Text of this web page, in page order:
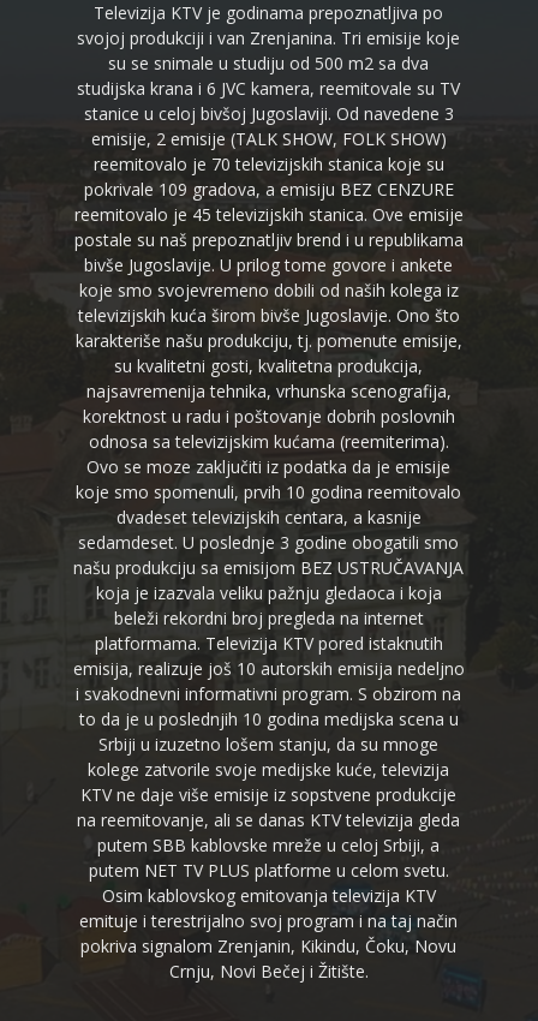
Televizija KTV je godinama prepoznatljiva po
svojoj produkciji i van Zrenjanina. Tri emisije koje
su se snimale u studiju od 500 m2 sa dva
studijska krana i 6 JVC kamera, reemitovale su TV
stanice u celoj bivšoj Jugoslaviji. Od navedene 3
emisije, 2 emisije (TALK SHOW, FOLK SHOW)
reemitovalo je 70 televizijskih stanica koje su
pokrivale 109 gradova, a emisiju BEZ CENZURE
reemitovalo je 45 televizijskih stanica. Ove emisije
postale su naš prepoznatljiv brend i u republikama
bivše Jugoslavije. U prilog tome govore i ankete
koje smo svojevremeno dobili od naših kolega iz
televizijskih kuća širom bivše Jugoslavije. Ono što
karakteriše našu produkciju, tj. pomenute emisije,
su kvalitetni gosti, kvalitetna produkcija,
najsavremenija tehnika, vrhunska scenografija,
korektnost u radu i poštovanje dobrih poslovnih
odnosa sa televizijskim kućama (reemiterima).
Ovo se moze zaključiti iz podatka da je emisije
koje smo spomenuli, prvih 10 godina reemitovalo
dvadeset televizijskih centara, a kasnije
sedamdeset. U poslednje 3 godine obogatili smo
našu produkciju sa emisijom BEZ USTRUČAVANJA
koja je izazvala veliku pažnju gledaoca i koja
beleži rekordni broj pregleda na internet
platformama. Televizija KTV pored istaknutih
emisija, realizuje još 10 autorskih emisija nedeljno
i svakodnevni informativni program. S obzirom na
to da je u poslednjih 10 godina medijska scena u
Srbiji u izuzetno lošem stanju, da su mnoge
kolege zatvorile svoje medijske kuće, televizija
KTV ne daje više emisije iz sopstvene produkcije
na reemitovanje, ali se danas KTV televizija gleda
putem SBB kablovske mreže u celoj Srbiji, a
putem NET TV PLUS platforme u celom svetu.
Osim kablovskog emitovanja televizija KTV
emituje i terestrijalno svoj program i na taj način
pokriva signalom Zrenjanin, Kikindu, Čoku, Novu
Crnju, Novi Bečej i Žitište.